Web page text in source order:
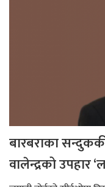
बारबराका
वालेन्द्रको उपहार